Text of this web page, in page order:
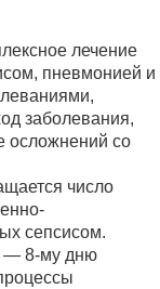
лечение
пневмонией и
заболевания,
осложнений со
число
сепсисом.
— 8-му дню